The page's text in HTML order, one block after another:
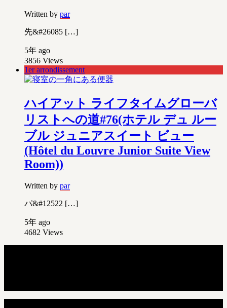
Written by par
先&#26085 […]
5年 ago
3856 Views
1er arrondissement
ハイアット ライフタイムグローバ
リストへの道#76(ホテル デュ ルー
ブル ジュニアスイート ビュー
(Hôtel du Louvre Junior Suite View
Room))
Written by par
パ&#12522 […]
5年 ago
4682 Views